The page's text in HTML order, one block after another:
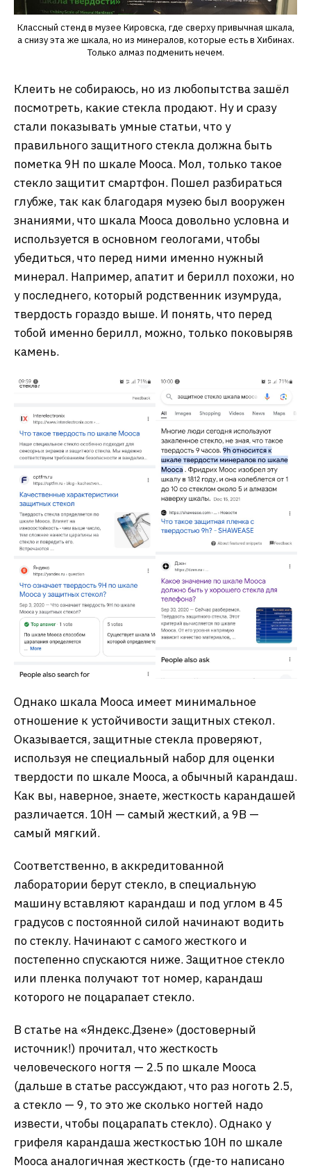
Классный стенд в музее Кировска, где сверху привычная шкала,
а снизу эта же шкала, но из минералов, которые есть в Хибинах.
Только алмаз подменить нечем.
Клеить не собираюсь, но из любопытства зашёл
посмотреть, какие стекла продают. Ну и сразу
стали показывать умные статьи, что у
правильного защитного стекла должна быть
пометка 9H по шкале Мооса. Мол, только такое
стекло защитит смартфон. Пошел разбираться
глубже, так как благодаря музею был вооружен
знаниями, что шкала Мооса довольно условна и
используется в основном геологами, чтобы
убедиться, что перед ними именно нужный
минерал. Например, апатит и берилл похожи, но
у последнего, который родственник изумруда,
твердость гораздо выше. И понять, что перед
тобой именно берилл, можно, только поковыряв
камень.
Однако шкала Мооса имеет минимальное
отношение к устойчивости защитных стекол.
Оказывается, защитные стекла проверяют,
используя не специальный набор для оценки
твердости по шкале Мооса, а обычный карандаш.
Как вы, наверное, знаете, жесткость карандашей
различается. 10H — самый жесткий, а 9B —
самый мягкий.
Соответственно, в аккредитованной
лаборатории берут стекло, в специальную
машину вставляют карандаш и под углом в 45
градусов с постоянной силой начинают водить
по стеклу. Начинают с самого жесткого и
постепенно спускаются ниже. Защитное стекло
или пленка получают тот номер, карандаш
которого не поцарапает стекло.
В статье на «Яндекс.Дзене» (достоверный
источник!) прочитал, что жесткость
человеческого ногтя — 2.5 по шкале Мооса
(дальше в статье рассуждают, что раз ноготь 2.5,
а стекло — 9, то это же сколько ногтей надо
извести, чтобы поцарапать стекло). Однако у
грифеля карандаша жесткостью 10H по шкале
Мооса аналогичная жесткость (где-то написано